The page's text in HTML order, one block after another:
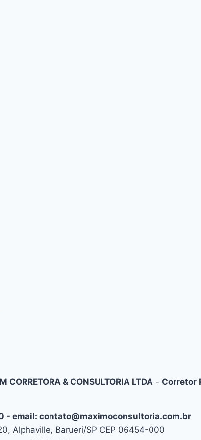
CORRETORA & CONSULTORIA LTDA - Corretor
- email: contato@maximoconsultoria.com.br
Alphaville, Barueri/SP CEP 06454-000